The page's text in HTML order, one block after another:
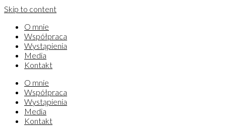
Skip to content
O mnie
Współpraca
Wystąpienia
Media
Kontakt
O mnie
Współpraca
Wystąpienia
Media
Kontakt